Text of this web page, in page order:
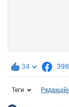
34 398
Теги